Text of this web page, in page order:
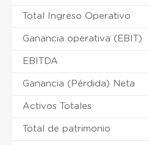
Total Ingreso Operativo
Ganancia operativa (EBIT)
EBITDA
Ganancia (Pérdida) Neta
Activos Totales
Total de patrimonio